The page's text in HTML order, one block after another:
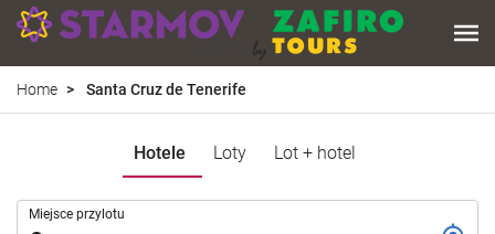
Home Santa Cruz de Tenerife
Hotele Loty Lot + hotel
Miejsce przylotu